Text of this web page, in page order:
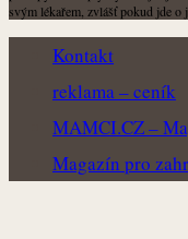
svým lékařem, zvlášť pokud jde o
Kontakt
reklama – ceník
MAMCI.CZ –
Magazín pro